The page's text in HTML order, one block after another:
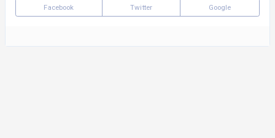
Facebook Twitter Google